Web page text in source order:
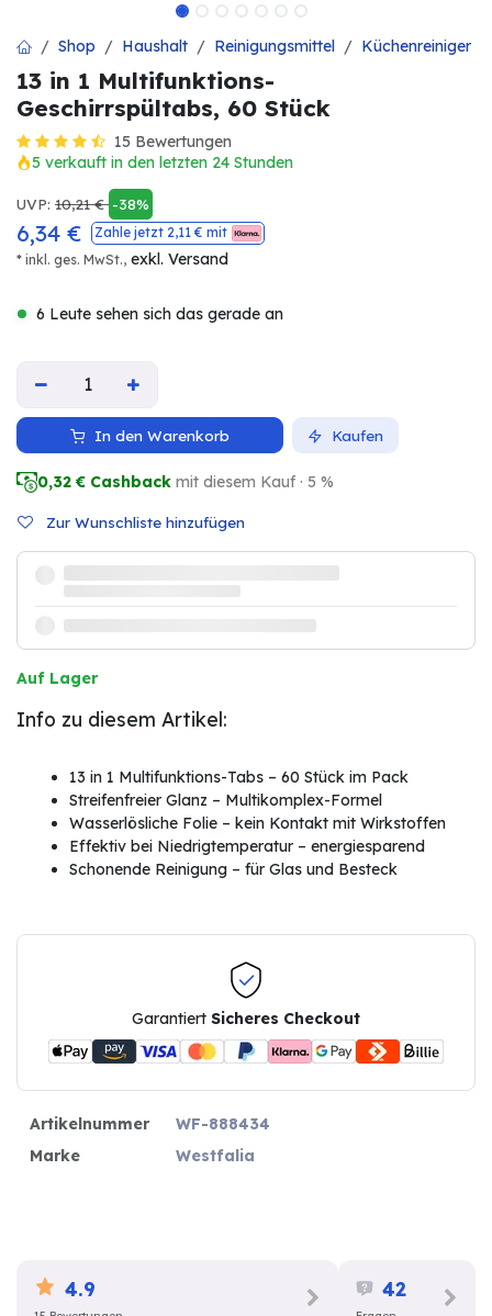
Shop Haushalt Reinigungsmittel Küchenreiniger
13 in 1 Multifunktions-
Geschirrspültabs, 60 Stück
15 Bewertungen
5 verkauft in den letzten 24 Stunden
UVP: 10,21€ -38%
6,34 € Zahle jetzt 2,11€ mit
* inkl. ges. MwSt., exkl. Versand
6 Leute sehen sich das gerade an
In den Warenkorb Kaufen
0,32 € Cashback mit diesem Kauf · 5 %
Zur Wunschliste hinzufügen
Auf Lager
Info zu diesem Artikel:
13 in 1 Multifunktions-Tabs – 60 Stück im Pack
Streifenfreier Glanz – Multikomplex-Formel
Wasserlösliche Folie – kein Kontakt mit Wirkstoffen
Effektiv bei Niedrigtemperatur – energiesparend
Schonende Reinigung – für Glas und Besteck
Garantiert Sicheres Checkout
Artikelnummer
WF-888434
Marke
Westfalia
4.9 42